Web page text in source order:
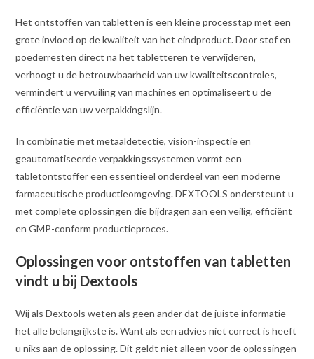
Het ontstoffen van tabletten is een kleine processtap met een
grote invloed op de kwaliteit van het eindproduct. Door stof en
poederresten direct na het tabletteren te verwijderen,
verhoogt u de betrouwbaarheid van uw kwaliteitscontroles,
vermindert u vervuiling van machines en optimaliseert u de
efficiëntie van uw verpakkingslijn.
In combinatie met metaaldetectie, vision-inspectie en
geautomatiseerde verpakkingssystemen vormt een
tabletontstoffer een essentieel onderdeel van een moderne
farmaceutische productieomgeving. DEXTOOLS ondersteunt u
met complete oplossingen die bijdragen aan een veilig, efficiënt
en GMP-conform productieproces.
Oplossingen voor ontstoffen van tabletten
vindt u bij Dextools
Wij als Dextools weten als geen ander dat de juiste informatie
het alle belangrijkste is. Want als een advies niet correct is heeft
u niks aan de oplossing. Dit geldt niet alleen voor de oplossingen